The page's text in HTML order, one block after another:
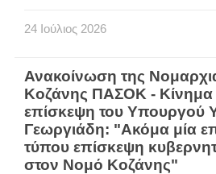
24 Ιούλιος 2026
Ανακοίνωση της
Κοζάνης ΠΑΣΟΚ - Κίνημα
επίσκεψη του Υπουργού
Γεωργιάδη: "Ακόμα μία
τύπου επίσκεψη
στον Νομό Κοζάνης"